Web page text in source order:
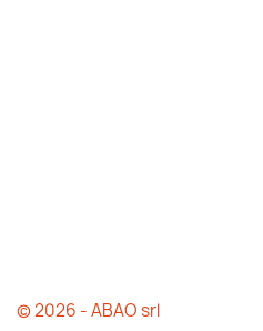
© 2026 - ABAO srl